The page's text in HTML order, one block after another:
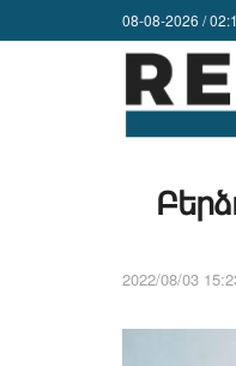
08-08-2026 /
2022/08/03